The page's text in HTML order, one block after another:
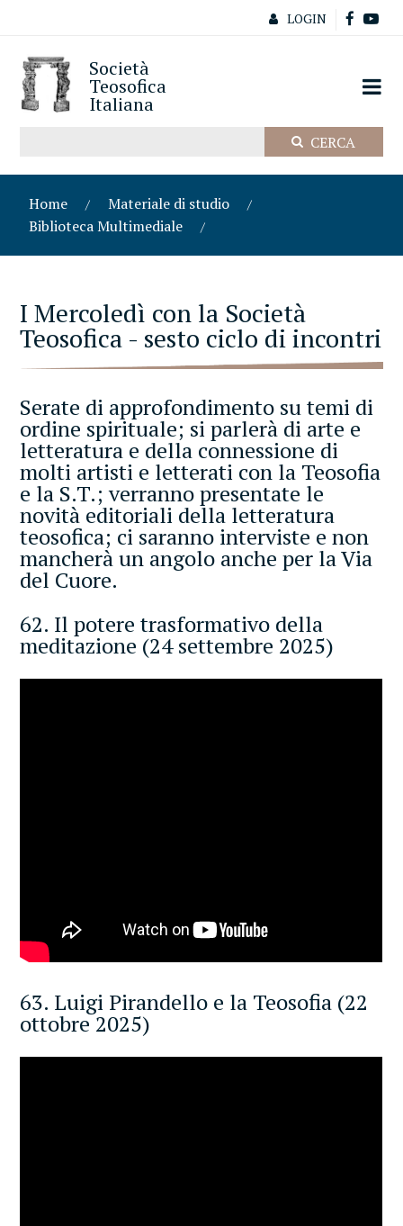
LOGIN
Società
Teosofica
Italiana
Home
Materiale di studio
Biblioteca Multimediale
I Mercoledì con la Società
Teosofica - sesto ciclo di incontri
Serate di approfondimento su temi di
ordine spirituale; si parlerà di arte e
letteratura e della connessione di
molti artisti e letterati con la Teosofia
e la S.T.; verranno presentate le
novità editoriali della letteratura
teosofica; ci saranno interviste e non
mancherà un angolo anche per la Via
del Cuore.
62. Il potere trasformativo della
meditazione (24 settembre 2025)
63. Luigi Pirandello e la Teosofia (22
ottobre 2025)